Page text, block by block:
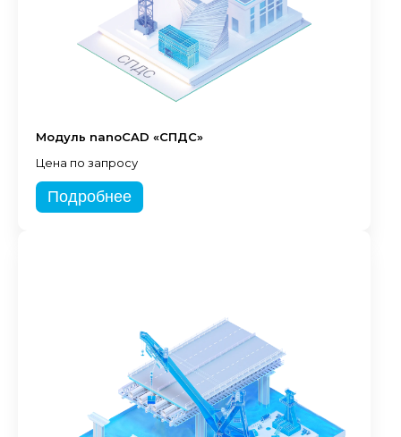
Модуль nanoCAD «СПДС»
Цена по запросу
Подробнее